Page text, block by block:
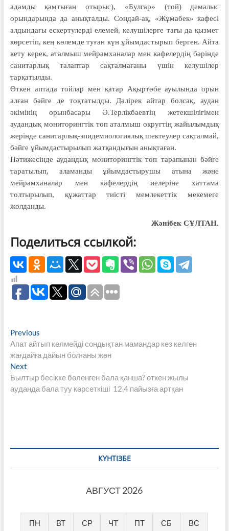
адамды қамтыған отырыс), «Булгар» (той) демалыс
орындарында да анықталды. Сондай-ақ, «Жұмабек» кафесі
алдындағы ескертулерді елемей, келушілерге тағы да қызмет
көрсетіп, кең көлемде туған күн ұйымдастырып берген. Айта
кету керек, аталмыш мейрамханалар мен кафелердің бәрінде
санитарлық талаптар сақталмағаны үшін келушілер
тарқатылды.
Өткен аптада тойлар мен қатар Ақыртөбе ауылында орын
алған бәйге де тоқтатылды. Дәлірек айтар болсақ, аудан
әкімінің орынбасары Ә.Терлікбаевтің жетекшілігімен
аудандық мониторингтік топ аталмыш округтің жайылымдық
жерінде санитарлық-эпидемиологиялық шектеулер сақталмай,
бәйге ұйымдастырылып жатқандығын анықтаған.
Нәтижесінде аудандық мониторингтік топ тарапынан бәйге
таратылып, аламанды ұйымдастырушы атына және
мейрамханалар мен кафелердің иелеріне хаттама
толтырылып, құжаттар тиісті мемлекеттік мекемеге
жолданды.
Жәнібек СҰЛТАН.
Поделиться ссылкой:
Навигация
по
записям
PreviousPrevious
post:
Апат айтып келмейді сондықтан мамандар кез келген
жағдайға дайын болғаны жөн
NextNext
post:
Былтыр бесікке бөленген бала қанша? өткен жылы
ауданда бала туу көрсеткіші 12,4 пайызға артқан
КҮНТІЗБЕ
АВГУСТ 2026
ПН ВТ СР ЧТ ПТ СБ ВС